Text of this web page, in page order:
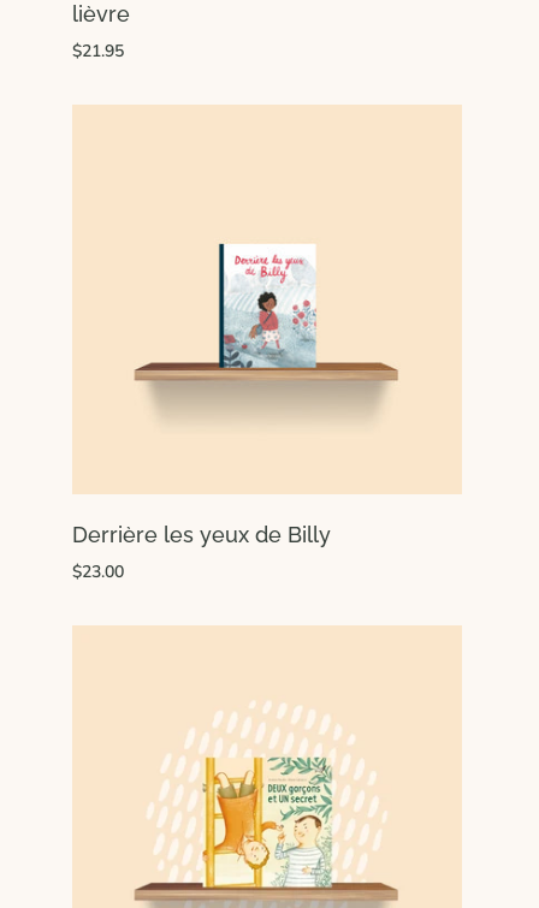
lièvre
$21.95
Derrière les yeux de Billy
$23.00